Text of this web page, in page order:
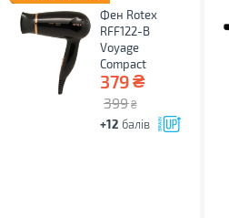
Фен Rotex
RFF122-B
Voyage
Compact
379₴
399 ₴
+12 балів